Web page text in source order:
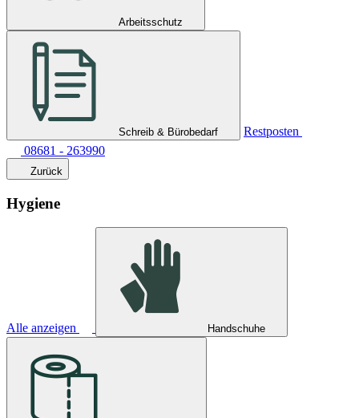
Arbeitsschutz
Schreib & Bürobedarf
Restposten
08681 - 263990
Zurück
Hygiene
Alle anzeigen Handschuhe